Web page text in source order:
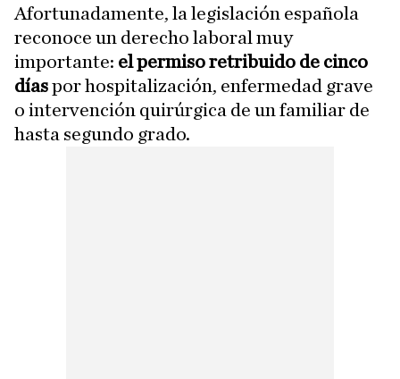
Afortunadamente, la legislación española
reconoce un derecho laboral muy
importante: el permiso retribuido de cinco
díaspor hospitalización, enfermedad grave
o intervención quirúrgica de un familiar de
hasta segundo grado.